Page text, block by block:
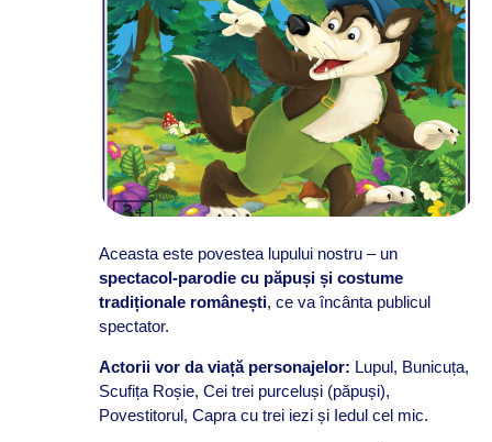
Aceasta este povestea lupului nostru – un
spectacol-parodie cu păpuși și costume
tradiționale românești, ce va încânta publicul
spectator.
Actorii vor da viață personajelor: Lupul, Bunicuța,
Scufița Roșie, Cei trei purceluși (păpuși),
Povestitorul, Capra cu trei iezi și Iedul cel mic.